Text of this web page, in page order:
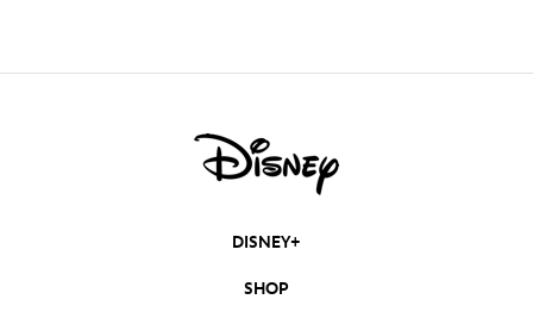
cinemas
Toy Story 4
Toy Story 4
DISNEY+
SHOP